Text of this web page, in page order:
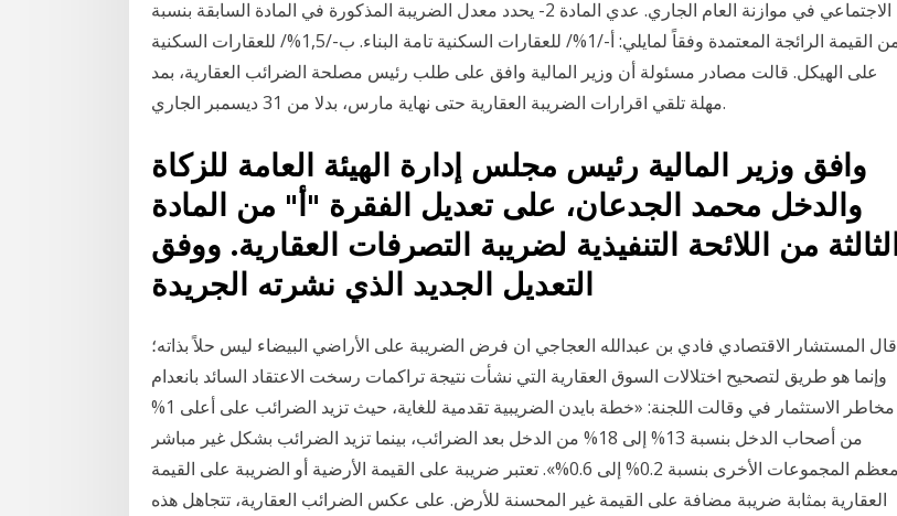
الاجتماعي في موازنة العام الجاري. عدي المادة 2- يحدد معدل الضريبة المذكورة في المادة السابقة بنسبة
من القيمة الرائجة المعتمدة وفقاً لمايلي: أ-/1%/ للعقارات السكنية تامة البناء. ب-/1,5%/ للعقارات السكنية
على الهيكل. قالت مصادر مسئولة أن وزير المالية وافق على طلب رئيس مصلحة الضرائب العقارية، بمد
مهلة تلقي اقرارات الضريبة العقارية حتى نهاية مارس، بدلا من 31 ديسمبر الجاري.
وافق وزير المالية رئيس مجلس إدارة الهيئة العامة للزكاة
والدخل محمد الجدعان، على تعديل الفقرة "أ" من المادة
الثالثة من اللائحة التنفيذية لضريبة التصرفات العقارية. ووفق
التعديل الجديد الذي نشرته الجريدة
قال المستشار الاقتصادي فادي بن عبدالله العجاجي ان فرض الضريبة على الأراضي البيضاء ليس حلاً بذاته؛
وإنما هو طريق لتصحيح اختلالات السوق العقارية التي نشأت نتيجة تراكمات رسخت الاعتقاد السائد بانعدام
مخاطر الاستثمار في وقالت اللجنة: «خطة بايدن الضريبية تقدمية للغاية، حيث تزيد الضرائب على أعلى 1%
من أصحاب الدخل بنسبة 13% إلى 18% من الدخل بعد الضرائب، بينما تزيد الضرائب بشكل غير مباشر
لمعظم المجموعات الأخرى بنسبة 0.2% إلى 0.6%». تعتبر ضريبة على القيمة الأرضية أو الضريبة على القيمة
العقارية بمثابة ضريبة مضافة على القيمة غير المحسنة للأرض. على عكس الضرائب العقارية، تتجاهل هذه